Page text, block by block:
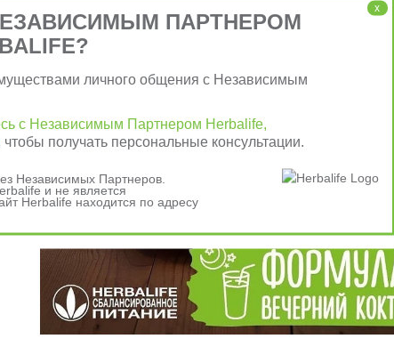
x
ПАРТНЕРОМ
личного общения с Независимым
с Независимым Партнером Herbalife,
чтобы получать персональные консультации.
Независимых Партнеров.
и не является
Herbalife находится по адресу